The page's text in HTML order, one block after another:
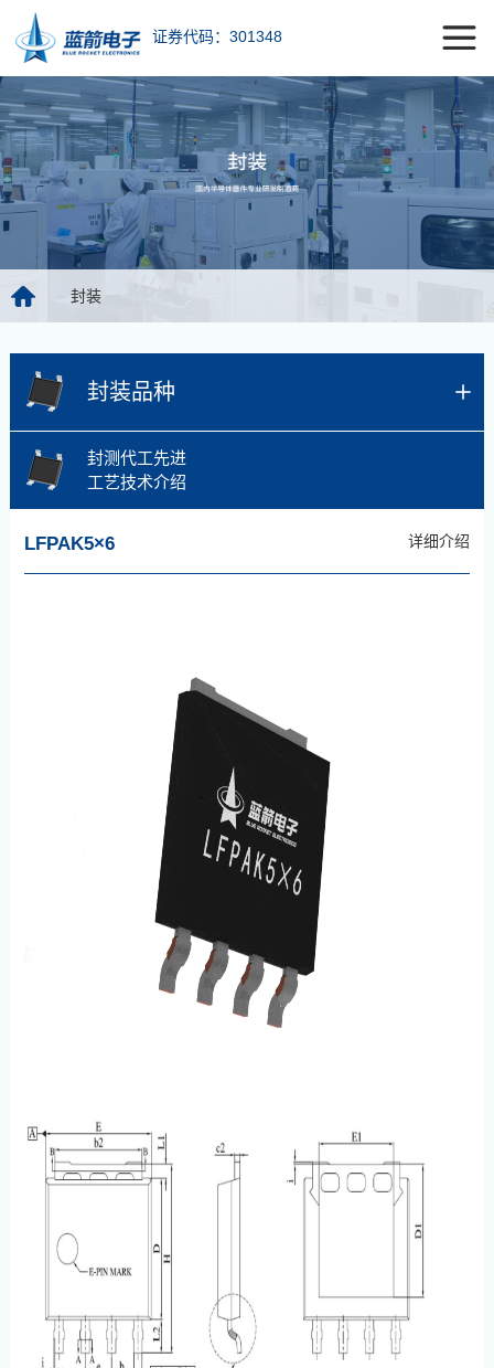
证券代码：301348
封装
封装品种
封测代工先进
工艺技术介绍
LFPAK5×6 详细介绍